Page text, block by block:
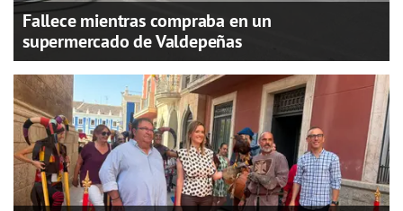
Fallece mientras compraba en un
supermercado de Valdepeñas